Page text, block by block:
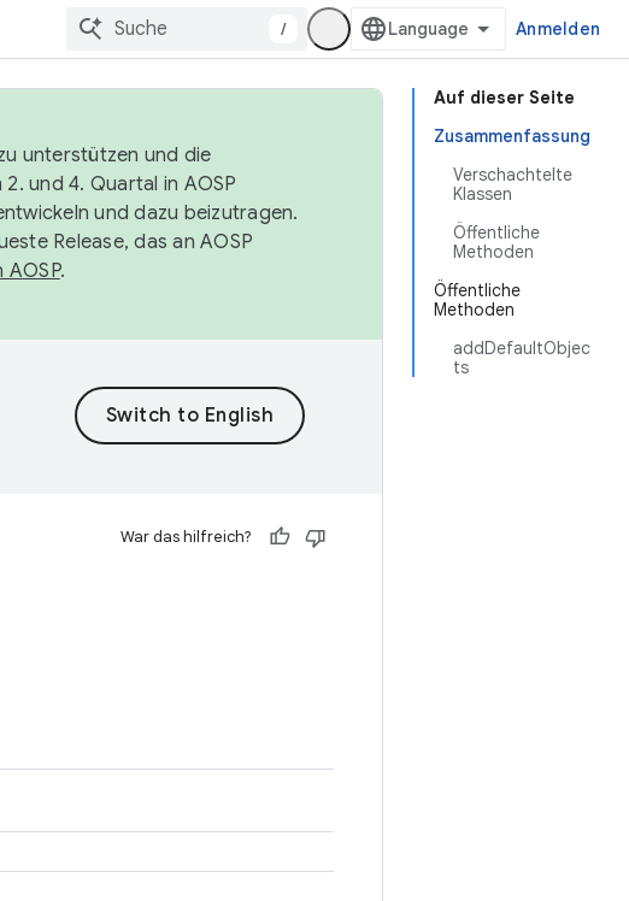
/ Anmelden
Auf dieser Seite
Zusammenfassung
Verschachtelte
Klassen
Öffentliche
Methoden
Öffentliche
Methoden
addDefaultObjec
ts
unterstützen und die
und 4. Quartal in AOSP
und dazu beizutragen.
Release, das an AOSP
AOSP.
War das hilfreich?